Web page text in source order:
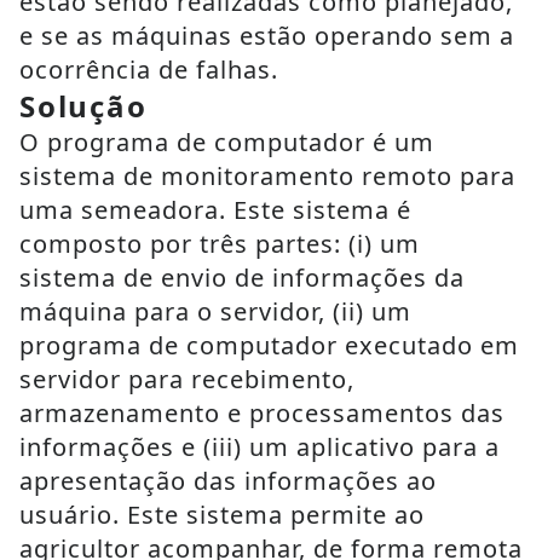
e se as máquinas estão operando sem a
ocorrência de falhas.
Solução
O programa de computador é um
sistema de monitoramento remoto para
uma semeadora. Este sistema é
composto por três partes: (i) um
sistema de envio de informações da
máquina para o servidor, (ii) um
programa de computador executado em
servidor para recebimento,
armazenamento e processamentos das
informações e (iii) um aplicativo para a
apresentação das informações ao
usuário. Este sistema permite ao
agricultor acompanhar, de forma remota